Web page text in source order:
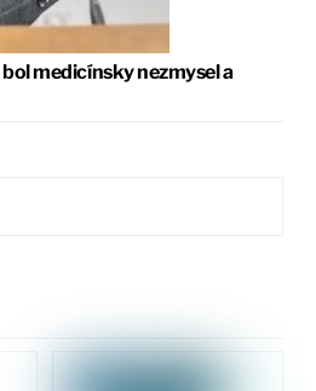
medicínsky nezmysel a